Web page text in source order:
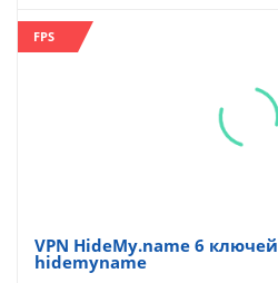
FPS
VPN HideMy.name 6
hidemyname